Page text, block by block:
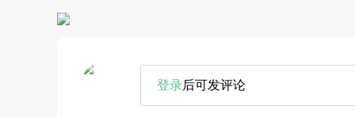
登录后可发评论